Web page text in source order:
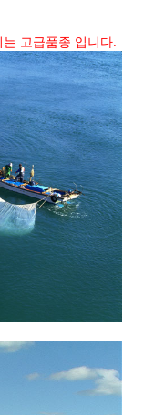
고급품종 입니다.